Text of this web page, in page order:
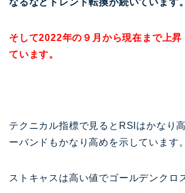
なるなどトレンド転換が続いています。
そして2022年の９月から現在まで上昇
ています。
テクニカル指標で見るとRSIはかなり
ーバンドもかなり高めを示しています。
ストキャスは高い値でゴールデンクロ